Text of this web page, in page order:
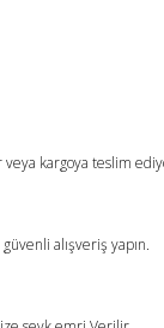
kargoya teslim
alışveriş yapın.